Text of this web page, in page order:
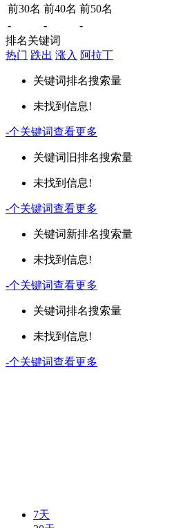
前30名 前40名 前50名
-
-
-
排名关键词
热门 跌出 涨入 阿拉丁
关键词排名搜索量
未找到信息!
-个关键词查看更多
关键词 旧排名搜索量
未找到信息!
-个关键词查看更多
关键词新排名搜索量
未找到信息!
-个关键词查看更多
关键词排名搜索量
未找到信息!
-个关键词查看更多
7天